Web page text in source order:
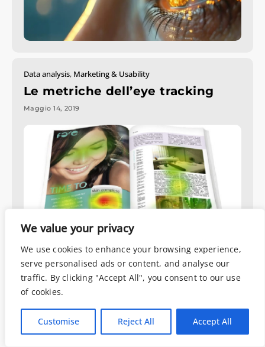
We value your privacy
We use cookies to enhance your browsing experience,
serve personalised ads or content, and analyse our
traffic. By clicking "Accept All", you consent to our use
of cookies.
Customise Reject All Accept All
Data analysis, Marketing & Usability
Le metriche dell’eye tracking
Maggio 14, 2019
Data analysis,Scientific Research
Come leggono le persone?
Maggio 2, 2019